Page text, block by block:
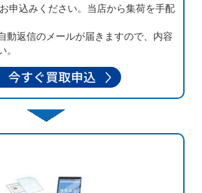
申込みください。当店から集荷を手配
動返信のメールが届きますので、内容